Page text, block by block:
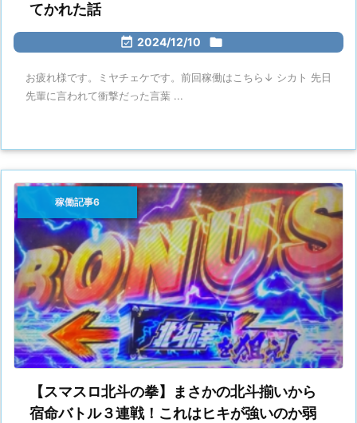
てかれた話
 2024/12/10 
お疲れ様です。ミヤチェケです。前回稼働はこちら↓ シカト 先日
先輩に言われて衝撃だった言葉 ...
【スマスロ北斗の拳】まさかの北斗揃いから
宿命バトル３連戦！これはヒキが強いのか弱
稼働記事6